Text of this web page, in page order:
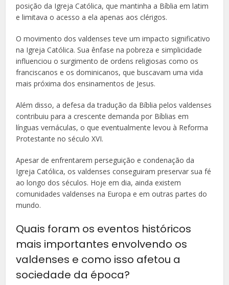
posição da Igreja Católica, que mantinha a Bíblia em latim
e limitava o acesso a ela apenas aos clérigos.
O movimento dos valdenses teve um impacto significativo
na Igreja Católica. Sua ênfase na pobreza e simplicidade
influenciou o surgimento de ordens religiosas como os
franciscanos e os dominicanos, que buscavam uma vida
mais próxima dos ensinamentos de Jesus.
Além disso, a defesa da tradução da Bíblia pelos valdenses
contribuiu para a crescente demanda por Bíblias em
línguas vernáculas, o que eventualmente levou à Reforma
Protestante no século XVI.
Apesar de enfrentarem perseguição e condenação da
Igreja Católica, os valdenses conseguiram preservar sua fé
ao longo dos séculos. Hoje em dia, ainda existem
comunidades valdenses na Europa e em outras partes do
mundo.
Quais foram os eventos históricos
mais importantes envolvendo os
valdenses e como isso afetou a
sociedade da época?